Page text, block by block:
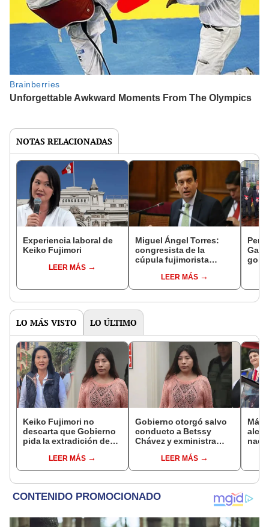
NOTAS RELACIONADAS
Experiencia laboral de
Keiko Fujimori
LEER MÁS
Miguel Ángel Torres:
congresista de la
cúpula fujimorista
del SenadoLEER MÁS
LO MÁS VISTO LO ÚLTIMO
Keiko Fujimori no
descarta que Gobierno
pida la extradición de
dentro de nuestras
facultades"
LEER MÁS
Gobierno otorgó salvo
conducto a Betssy
Chávez y exministra
madrugadaLEER MÁS
Más